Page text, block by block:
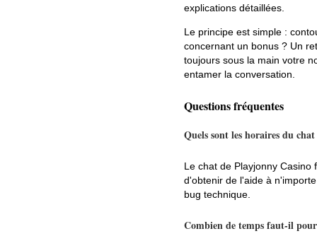
explications détaillées.
Le principe est simple :
concernant un bonus ? Un
toujours sous la main votre
entamer la conversation.
Questions fréquentes
Quels sont les horaires du
Le chat de Playjonny
d'obtenir de l'aide à
bug technique.
Combien de temps faut-il